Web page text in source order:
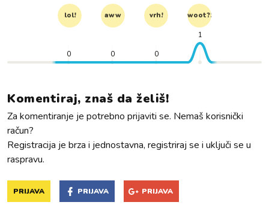
lol! aww vrh! woot?!
0 0 0
1
Komentiraj, znaš da želiš!
Za komentiranje je potrebno prijaviti se. Nemaš korisnički
račun?
Registracija je brza i jednostavna, registriraj se i uključi se u
raspravu.
PRIJAVA PRIJAVA PRIJAVA